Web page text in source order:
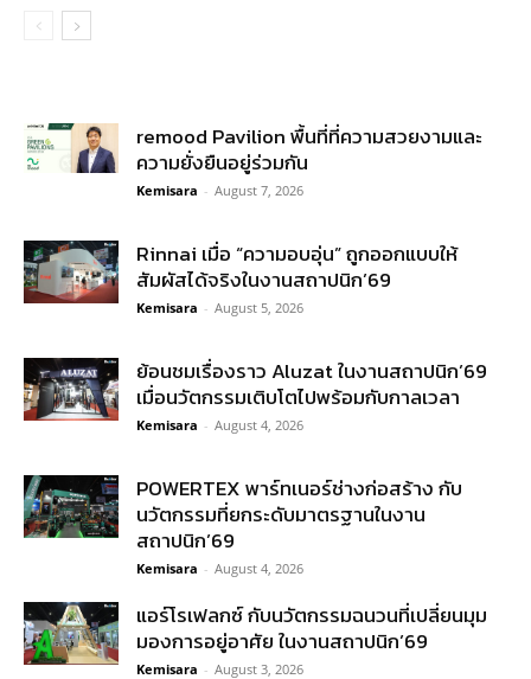
remood Pavilion พื้นที่ที่ความสวยงามและ
ความยั่งยืนอยู่ร่วมกัน
Kemisara - August 7, 2026
Rinnai เมื่อ “ความอบอุ่น” ถูกออกแบบให้
สัมผัสได้จริงในงานสถาปนิก’69
Kemisara - August 5, 2026
ย้อนชมเรื่องราว Aluzat ในงานสถาปนิก’69
เมื่อนวัตกรรมเติบโตไปพร้อมกับกาลเวลา
Kemisara - August 4, 2026
POWERTEX พาร์ทเนอร์ช่างก่อสร้าง กับ
นวัตกรรมที่ยกระดับมาตรฐานในงาน
สถาปนิก’69
Kemisara - August 4, 2026
แอร์โรเฟลกซ์ กับนวัตกรรมฉนวนที่เปลี่ยนมุม
มองการอยู่อาศัย ในงานสถาปนิก’69
Kemisara - August 3, 2026